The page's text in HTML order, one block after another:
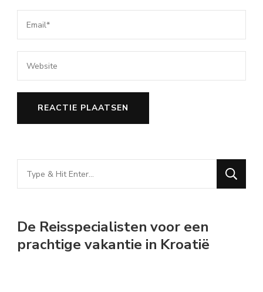
Looking
for
De Reisspecialisten voor een
prachtige vakantie in Kroatië